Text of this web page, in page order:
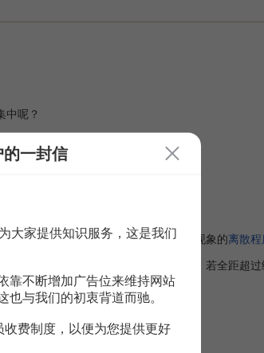
呢？
，因而它往往不能充分反映社会经济现象的离散程
常生产条件下，全距在一定范围内波动，若全距超
一封信
大家提供知识服务，这是我们
靠不断增加广告位来维持网站
与我们的初衷背道而驰。
费制度，以便为您提供更好